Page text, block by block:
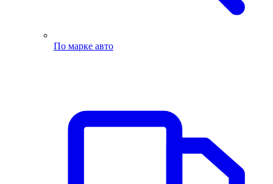
По марке авто